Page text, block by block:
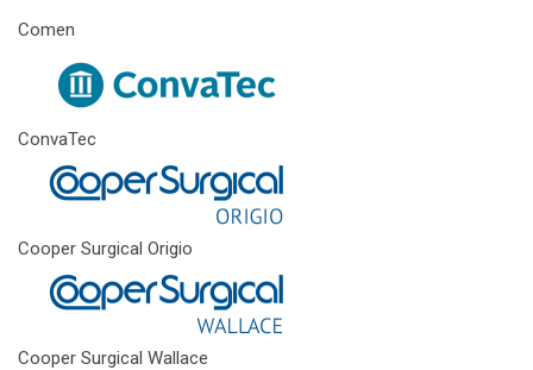
Comen
ConvaTec
Cooper Surgical Origio
Cooper Surgical Wallace